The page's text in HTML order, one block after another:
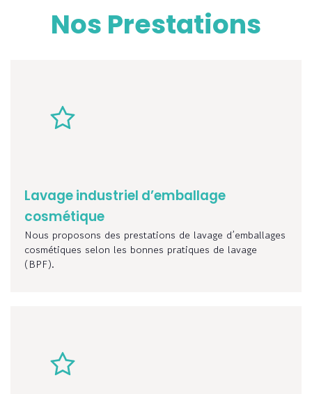
Nos Prestations
Lavageindustriel d’emballage
cosmétique
Nous proposons des prestations de lavage d’emballages
cosmétiques selon les bonnes pratiques de lavage
(BPF).